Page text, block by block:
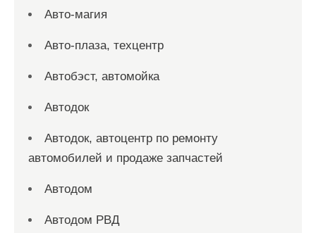
Авто-магия
Авто-плаза, техцентр
Автобэст, автомойка
Автодок
Автодок, автоцентр по ремонту
автомобилей и продаже запчастей
Автодом
Автодом РВД